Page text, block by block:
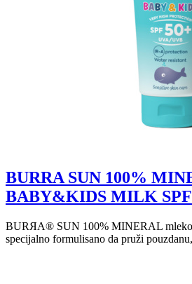
BURRA SUN 100%
BABY&KIDS MILK SPF
BURЯA® SUN 100% MINERAL mleko
specijalno formulisano da pruži